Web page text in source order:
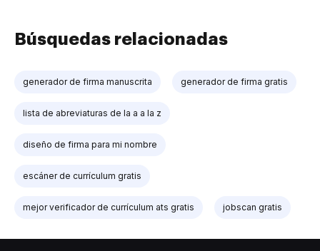
Búsquedas relacionadas
generador de firma manuscrita generador de firma gratis
lista de abreviaturas de la a a la z
diseño de firma para mi nombre
escáner de currículum gratis
mejor verificador de currículum ats gratis jobscan gratis